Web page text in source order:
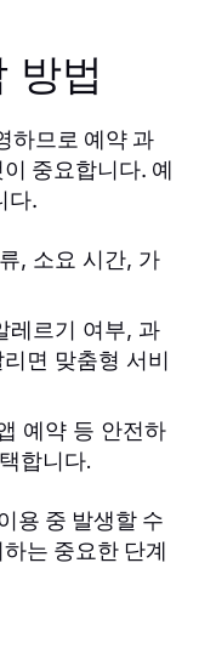
방법
하므로 예약 과
중요합니다. 예
다.
, 소요 시간, 가
레르기 여부, 과
면 맞춤형 서비
예약 등 안전하
합니다.
용 중 발생할 수
는 중요한 단계